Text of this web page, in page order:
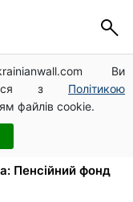
Ви
з Політикою
файлів cookie.
від 2595
для реанімації:
на
Пенсійний фонд